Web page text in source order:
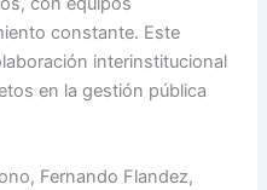
constante. Este
interinstitucional
en la gestión pública
Fernando Flandez,